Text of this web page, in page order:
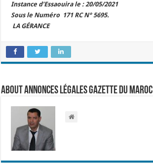
Instance d’Essaouira le :20/05/2021
Sous le Numéro 171 RC N° 5695.
LA GÉRANCE
About Annonces légales Gazette du Maroc